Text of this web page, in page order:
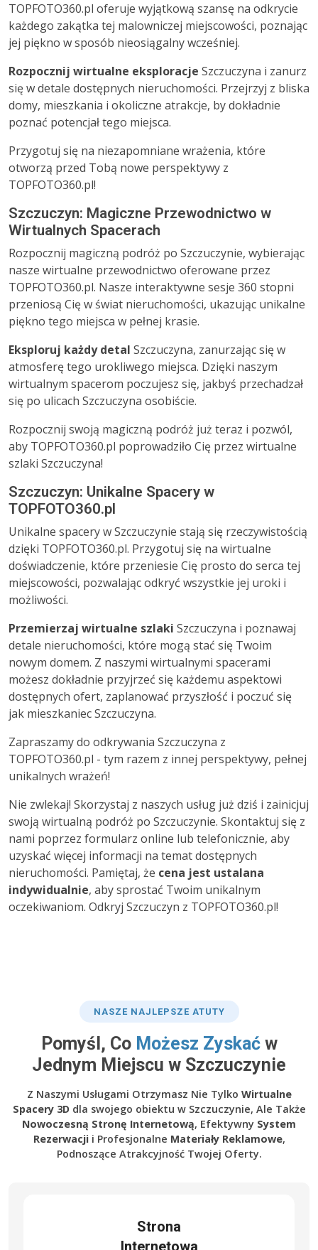
TOPFOTO360.pl oferuje wyjątkową szansę na odkrycie
każdego zakątka tej malowniczej miejscowości, poznając
jej piękno w sposób nieosiągalny wcześniej.
Rozpocznij wirtualne eksploracje Szczuczyna i zanurz
się w detale dostępnych nieruchomości. Przejrzyj z bliska
domy, mieszkania i okoliczne atrakcje, by dokładnie
poznać potencjał tego miejsca.
Przygotuj się na niezapomniane wrażenia, które
otworzą przed Tobą nowe perspektywy z
TOPFOTO360.pl!
Szczuczyn: Magiczne Przewodnictwo w
Wirtualnych Spacerach
Rozpocznij magiczną podróż po Szczuczynie, wybierając
nasze wirtualne przewodnictwo oferowane przez
TOPFOTO360.pl. Nasze interaktywne sesje 360 stopni
przeniosą Cię w świat nieruchomości, ukazując unikalne
piękno tego miejsca w pełnej krasie.
Eksploruj każdy detal Szczuczyna, zanurzając się w
atmosferę tego urokliwego miejsca. Dzięki naszym
wirtualnym spacerom poczujesz się, jakbyś przechadzał
się po ulicach Szczuczyna osobiście.
Rozpocznij swoją magiczną podróż już teraz i pozwól,
aby TOPFOTO360.pl poprowadziło Cię przez wirtualne
szlaki Szczuczyna!
Szczuczyn: Unikalne Spacery w
TOPFOTO360.pl
Unikalne spacery w Szczuczynie stają się rzeczywistością
dzięki TOPFOTO360.pl. Przygotuj się na wirtualne
doświadczenie, które przeniesie Cię prosto do serca tej
miejscowości, pozwalając odkryć wszystkie jej uroki i
możliwości.
Przemierzaj wirtualne szlaki Szczuczyna i poznawaj
detale nieruchomości, które mogą stać się Twoim
nowym domem. Z naszymi wirtualnymi spacerami
możesz dokładnie przyjrzeć się każdemu aspektowi
dostępnych ofert, zaplanować przyszłość i poczuć się
jak mieszkaniec Szczuczyna.
Zapraszamy do odkrywania Szczuczyna z
TOPFOTO360.pl - tym razem z innej perspektywy, pełnej
unikalnych wrażeń!
Nie zwlekaj! Skorzystaj z naszych usług już dziś i zainicjuj
swoją wirtualną podróż po Szczuczynie. Skontaktuj się z
nami poprzez formularz online lub telefonicznie, aby
uzyskać więcej informacji na temat dostępnych
nieruchomości. Pamiętaj, że cena jest ustalana
indywidualnie, aby sprostać Twoim unikalnym
oczekiwaniom. Odkryj Szczuczyn z TOPFOTO360.pl!
NASZE NAJLEPSZE ATUTY
Pomyśl, Co Możesz Zyskaćw
Jednym Miejscu w Szczuczynie
Z Naszymi Usługami Otrzymasz Nie Tylko Wirtualne
Spacery 3Ddla swojego obiektu w Szczuczynie, Ale Także
Nowoczesną Stronę Internetową, Efektywny System
Rezerwacjii Profesjonalne Materiały Reklamowe,
Podnoszące Atrakcyjność Twojej Oferty.
Strona
Internetowa